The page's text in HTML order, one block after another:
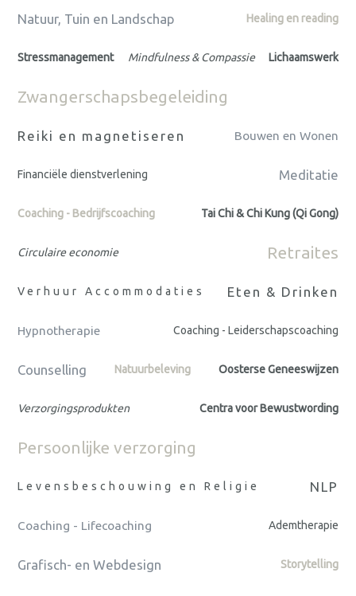
Natuur, Tuin en Landschap Healing en reading
Stressmanagement Mindfulness & Compassie Lichaamswerk
Zwangerschapsbegeleiding
Reiki en magnetiseren Bouwen en Wonen
Financiële dienstverlening Meditatie
Coaching - Bedrijfscoaching Tai Chi & Chi Kung (Qi Gong)
Circulaire economie Retraites
Verhuur Accommodaties Eten & Drinken
Hypnotherapie Coaching - Leiderschapscoaching
Counselling Natuurbeleving Oosterse Geneeswijzen
Verzorgingsprodukten Centra voor Bewustwording
Persoonlijke verzorging
Levensbeschouwing en Religie NLP
Coaching - Lifecoaching Ademtherapie
Grafisch- en Webdesign Storytelling